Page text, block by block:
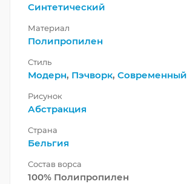
Синтетический
Материал
Полипропилен
Стиль
Модерн, Пэчворк, Современный
Рисунок
Абстракция
Страна
Бельгия
Состав ворса
100% Полипропилен